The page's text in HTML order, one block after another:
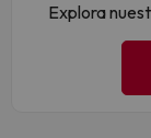
Explora